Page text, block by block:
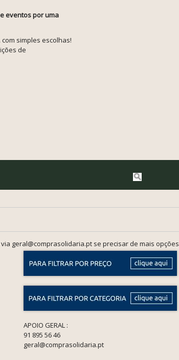
eventos por uma
simples escolhas!
de
geral@comprasolidaria.pt se precisar de mais opções
APOIO GERAL :
91 895 56 46
geral@comprasolidaria.pt